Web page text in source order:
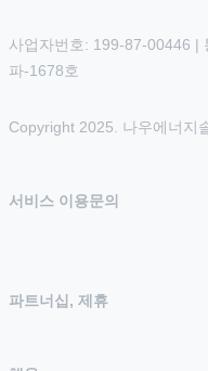
사업자번호: 199-87-00446 |
파-1678호
Copyright 2025. 나우에너지
서비스 이용문의
파트너십, 제휴